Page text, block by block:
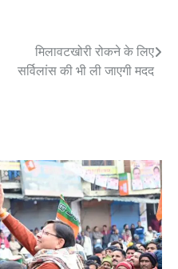
मिलावटखोरी रोकने के लिए
सर्विलांस की भी ली जाएगी मदद